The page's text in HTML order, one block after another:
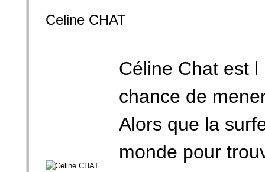
Celine CHAT
Céline Chat est
chance de
Alors que la
monde pour